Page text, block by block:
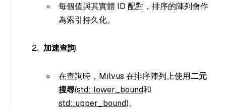
每個值與其實體 ID 配對，排序的陣列會作
為索引持久化。
加速查詢
在查詢時，Milvus 在排序陣列上使用二元
搜尋(std::lower_bound和
std::upper _bound)。